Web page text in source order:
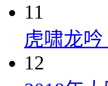
11
虎啸龙吟
12